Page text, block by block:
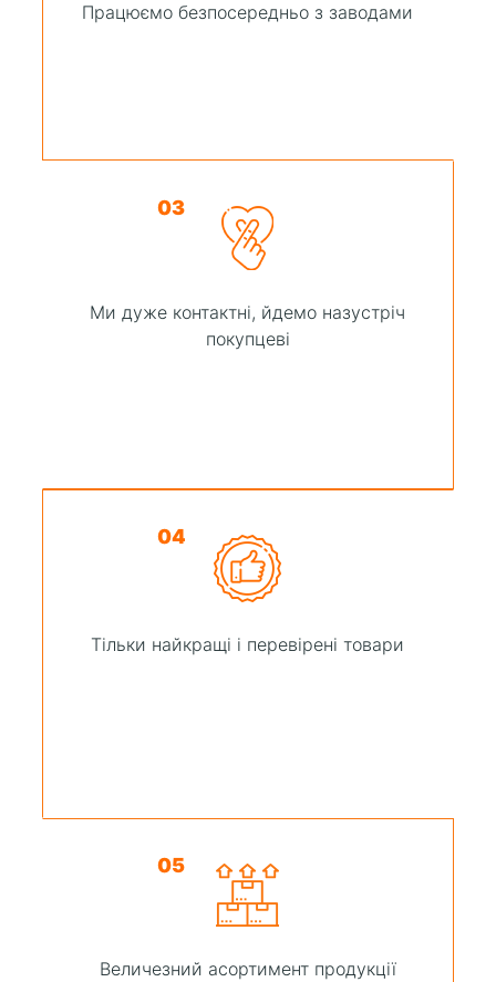
Працюємо безпосередньо з заводами
03
Ми дуже контактні, йдемо назустріч
покупцеві
04
Тільки найкращі і перевірені товари
05
Величезний асортимент продукції